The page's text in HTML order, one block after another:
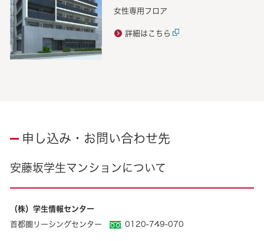
女性専用フロア
詳細はこちら
申し込み・お問い合わせ先
安藤坂学生マンションについて
（株）学生情報センター
首都圏リーシングセンター
0120-749-070